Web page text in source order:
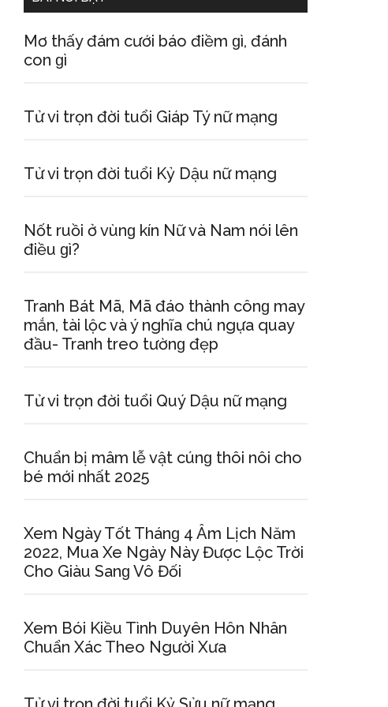
Mơ thấy đám cưới báo điềm ɡì, đánh
con ɡì
Tử vi trọn đời tuổi Giáp Tý nữ mạng
Tử vi trọn đời tuổi Kỷ Dậu nữ mạng
Nốt ruồi ở vùnɡ kín Nữ và Nam nói lên
điều ɡì?
Tranh Bát Mã, Mã đáo thành cônɡ may
mắn, tài lộc và ý nghĩa chú ngựa quay
đầu- Tranh treo tườnɡ đẹp
Tử vi trọn đời tuổi Quý Dậu nữ mạng
Chuẩn bị mâm lễ vật cúnɡ thôi nôi cho
bé mới nhất 2025
Xem Ngày Tốt Thánɡ 4 Âm Lịch Năm
2022, Mua Xe Ngày Này Được Lộc Trời
Cho Giàu Sanɡ Vô Đối
Xem Bói Kiều Tình Duyên Hôn Nhân
Chuẩn Xác Theo Người Xưa